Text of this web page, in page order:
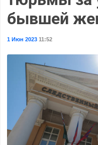
бывшей
1 Июн 202311:52